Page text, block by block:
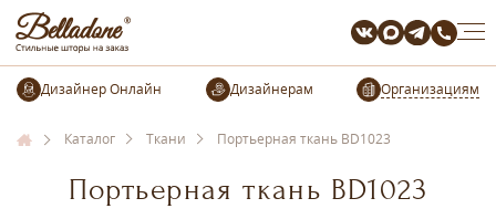
Организациям
Каталог Ткани Портьерная ткань BD1023
Портьерная ткань BD1023